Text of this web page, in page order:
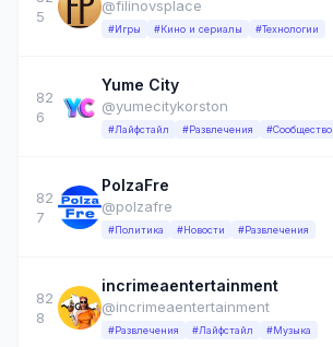
5
@filinovsplace
#Игры #Кино и сериалы #Технологии
82
6
Yume City
@yumecitykorston
#Лайфстайл #Развлечения #Сообщество
82
7
PolzaFre
@polzafre
#Политика #Новости #Развлечения
82
8
incrimeaentertainment
@incrimeaentertainment
#Развлечения #Лайфстайл #Музыка